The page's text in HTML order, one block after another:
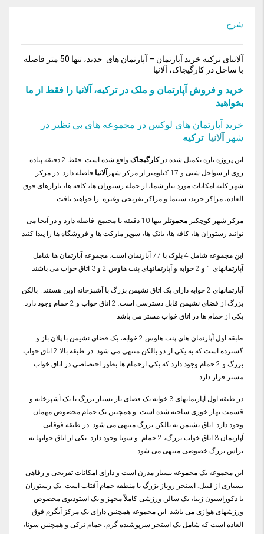
شرح
آلانیای ترکیه خرید آپارتمان – آپارتمان های جدید، تنها 50 متر فاصله
با ساحل در کارگیجاک، آلانیا
خرید و فروش آپارتمان و ملک در ترکیه، آلانیا را فقط از ما
بخواهید
خرید آپارتمان های لوکس در مجموعه های بی نظیر در
شهر آلانیا ترکیه
این پروژه تازه تکمیل شده درکارگیجاک
واقع شده است. فقط 2 دقیقه پیاده
روی از سواحل شنی و 17 کیلومتر از مرکز شهر
آلانیا فاصله دارد. در مرکز
شهر کلیه امکانات مورد نیاز شما، از جمله رستوران ها، کافه ها، بازارهای فوق
العاده، مراکز خرید، سینما و مراکز تفریحی وغیره را خواهید یافت
مرکز شهر کوچکتر محموتلر
تنها 10 دقیقه با مجتمع فاصله دارد و در آنجا می
توانید رستوران ها، کافه ها، بانک ها، سوپر مارکت ها و فروشگاه ها را پیدا کنید
این مجموعه شامل 4 بلوک با 77 آپارتمان است. مجموعه آپارتمان ها شامل
آپارتمانهای 1 و 2 خوابه و آپارتمانهای پنت هاوس 2 و 3 اتاق خواب می باشند
آپارتمانهای 2 خوابه دارای یک اتاق نشیمن بزرگ با آشپزخانه اوپن هستند. بالکن
بزرگ از فضای نشیمن قابل دسترسی است. 2 اتاق خواب و 2 حمام وجود دارد.
یکی از حمام ها در اتاق خواب مستر می باشد
طبقه اول آپارتمان های پنت هاوس 2 خوابه، یک فضای نشیمن با پلان باز و
گسترده است که به یکی از دو بالکن منتهی می شود. در طبقه بالا 2 اتاق خواب
بزرگ و 2 حمام وجود دارد که یکی ازحمام ها بطور اختصاصی در اتاق خواب
مستر قرار دارد
در طبقه اول آپارتمانهای 3 خوابه یک فضای باز بسیار بزرگ با یک آشپزخانه و
قسمت نهار خوری ساخته شده است. و همچنین یک حمام مخصوص مهمان
وجود دارد. اتاق نشیمن به بالکن بزرگ منتهی می شود. در طبقه فوقانی
آپارتمان 3 اتاق خواب بزرگ، 2 حمام و سونا وجود دارد. یکی از اتاق خوابها به
تراس بزرگ خصوصی منتهی می شود
این مجموعه یک مجموعه بسیار مدرن است و دارای امکانات تفریحی و رفاهی
بسیاری از قبیل: استخر روباز بزرگ با منطقه حمام آفتاب است. یک رستوران
با دکوراسیون زیبا، یک سالن ورزشی کاملاً مجهز و یک استودیوی مخصوص
ورزشهای هوازی می باشد. این مجموعه همچنین دارای یک مرکز آبگرم فوق
العاده است که شامل یک استخر سرپوشیده گرم، حمام ترکی و همچنین سونا،